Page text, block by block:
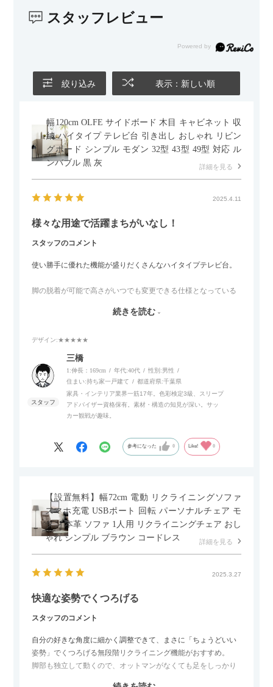
また、カウチのように足を伸ばしてくつろげるスタイルが理想
かせるため、普段はカウチとして使い、来客時には離してスツ
す。
スタッフレビュー
絞り込み 表示：新しい順
幅120cm OLFE サイドボード 木目 キャビネット 収
納 ハイタイプ テレビ台 引き出し おしゃれ リビン
グボード シンプル モダン 32型 43型 49型 対応 ル
ンバブル 黒 灰
詳細を見る
2025.4.11
様々な用途で活躍まちがいなし！
スタッフのコメント
使い勝手に優れた機能が盛りだくさんなハイタイプテレビ台。
脚の脱着が可能で高さがいつでも変更できる仕様となっている
また、補助テーブルとして使用可能なスライドテーブルや収納
内部にもプリンターなどが置けるスライド棚板がついているの
でテレビ台以外にもオフィスなどでの収納家具やリビングでの
サイドボードとして多目的な用途に対応しています。
また、扉は横方向へのスライド式となっているので開閉時のス
ペースを最小限に抑えられ、省スペースでご利用いただけるの
続きを読む
デザイン:★★★★★
三橋
1:伸長：169cm 年代:40代 性別:男性
住まい:持ち家一戸建て 都道府県:千葉県
家具・インテリア業界一筋17年。色彩検定3級、スリープ
アドバイザー資格保有。素材・構造の知見が深い。サッ
カー観戦が趣味。
参考になった 0 Like! 0
【設置無料】幅72cm 電動 リクライニングソファ
スマホ充電 USBポート 回転 パーソナルチェア モ
ダン 本革 ソファ 1人用 リクライニングチェア おし
ゃれ シンプル ブラウン コードレス
詳細を見る
2025.3.27
快適な姿勢でくつろげる
スタッフのコメント
自分の好きな角度に細かく調整できて、まさに「ちょうどいい
姿勢」でくつろげる無段階リクライニング機能がおすすめ。
脚部も独立して動くので、オットマンがなくても足をしっかり